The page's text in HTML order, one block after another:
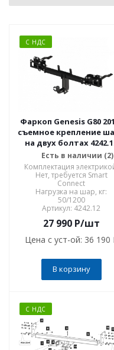
С НДС
Фаркоп Genesis G80
съемное крепление
на двух болтах
Есть в наличии (2)
Комплектация
Нет, требуется Smart
Connect
Нагрузка на шар, кг:
50/1200
Артикул: 4242.12
27 990P/шт
Цена с уст-ой: 36 190
В корзину
С НДС